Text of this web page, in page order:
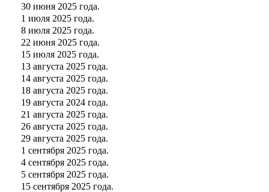
30 июня 2025 года.
1 июля 2025 года.
8 июля 2025 года.
22 июня 2025 года.
15 июля 2025 года.
13 августа 2025 года.
14 августа 2025 года.
18 августа 2025 года.
19 августа 2024 года.
21 августа 2025 года.
26 августа 2025 года.
29 августа 2025 года.
1 сентября 2025 года.
4 сентября 2025 года.
5 сентября 2025 года.
15 сентября 2025 года.